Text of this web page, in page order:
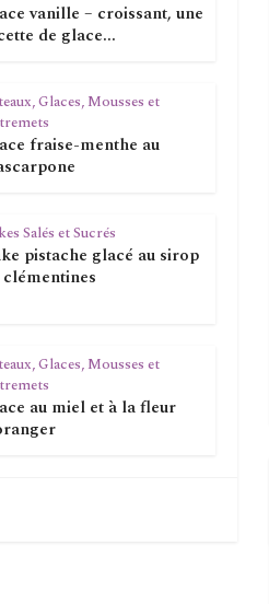
vanille – croissant, une
de glace...
Glaces, Mousses et
fraise-menthe au
Salés et Sucrés
pistache glacé au sirop
clémentines
Glaces, Mousses et
au miel et à la fleur